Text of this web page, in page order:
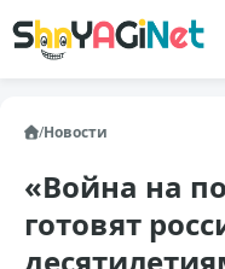
/Новости
«Война на
готовят